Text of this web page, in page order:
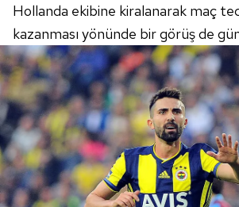
Hollanda ekibine kiralanarak maç
kazanması yönünde bir görüş de